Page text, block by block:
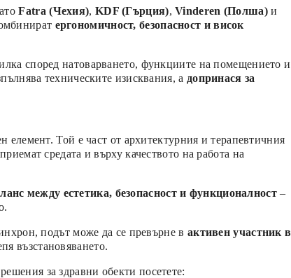
Fatra (Чехия), KDF (Гърция),Vinderen (Полша)и
ергономичност, безопасност и висок
според натоварването, функциите на помещението и
техническите изисквания, а допринася за
елемент. Той е част от архитектурния и терапевтичния
средата и върху качеството на работа на
между естетика, безопасност и функционалност–
подът може да се превърне в активен участник в
възстановяването.
за здравни обекти посетете: